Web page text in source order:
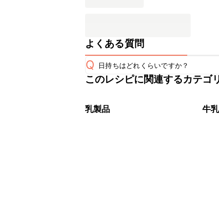
よくある質問
Q 日持ちはどれくらいですか？
保存期間は冷蔵で翌日中が目安です
※日持ちは目安です。
このレシピに関連するカテゴ
乳製品 牛乳